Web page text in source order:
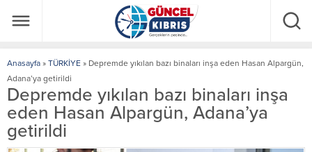
Anasayfa » TÜRKİYE » Depremde yıkılan bazı binaları inşa eden Hasan Alpargün,
Adana’ya getirildi
Depremde yıkılan bazı binaları inşa
eden Hasan Alpargün, Adana’ya
getirildi